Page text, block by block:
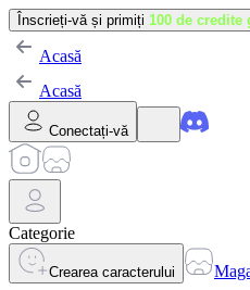
Înscrieți-vă și primiți 100 de credite
Acasă
Acasă
Conectați-vă
Categorie
Crearea caracterului